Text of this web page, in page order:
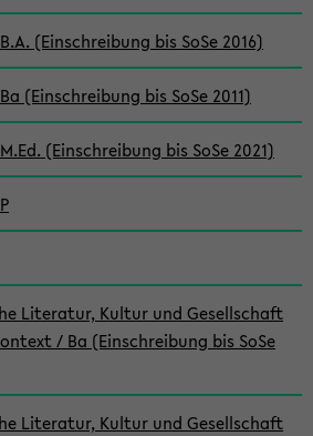
(Einschreibung bis SoSe 2016)
(Einschreibung bis SoSe 2011)
(Einschreibung bis SoSe 2021)
Literatur, Kultur und Gesellschaft
/ Ba (Einschreibung bis SoSe
Literatur, Kultur und Gesellschaft